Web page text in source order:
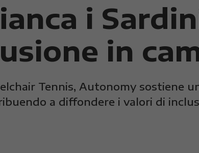
i
in
Tennis, Autonomy sostiene
a diffondere i valori di